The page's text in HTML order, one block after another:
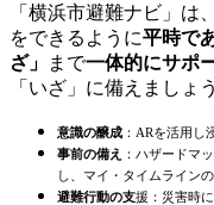
「横浜市避難ナビ」は
をできるように平時で
ざ」
まで一体的にサポ
「いざ」に備えましょ
意識の醸成 ：ARを活用し
事前の備え
：ハザードマ
し、マイ・タイムライン
避難行動の支援：災害時